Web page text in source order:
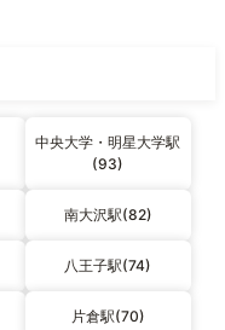
中央大学・明星大学駅
(93)
南大沢駅(82)
八王子駅(74)
片倉駅(70)